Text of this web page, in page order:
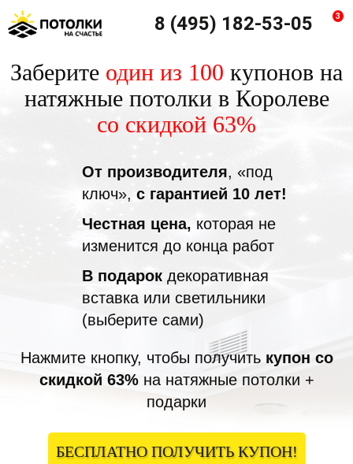
8 (495) 182-53-05 3
Заберите один из 100 купонов на
натяжные потолки в Королеве
со скидкой 63%
От производителя, «под
ключ», с гарантией 10 лет!
Честная цена, которая не
изменится до конца работ
В подарок декоративная
вставка или светильники
(выберите сами)
Нажмите кнопку, чтобы получить купон со
скидкой 63%на натяжные потолки +
подарки
БЕСПЛАТНО ПОЛУЧИТЬ КУПОН!